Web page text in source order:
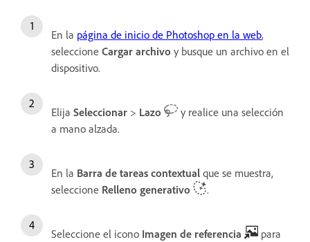
En la página de inicio de Photoshop en la web,
seleccione Cargar archivo y busque un archivo en el
dispositivo.
Elija Seleccionar > Lazo
y realice una selección
a mano alzada.
En la Barra de tareas contextual que se muestra,
seleccione Relleno generativo .
Seleccione el icono Imagen de referencia
para